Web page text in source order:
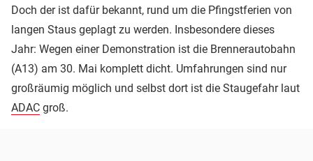
Doch der ist dafür bekannt, rund um die Pfingstferien von
langen Staus geplagt zu werden. Insbesondere dieses
Jahr: Wegen einer Demonstration ist die Brennerautobahn
(A13) am 30. Mai komplett dicht. Umfahrungen sind nur
großräumig möglich und selbst dort ist die Staugefahr laut
ADAC groß.